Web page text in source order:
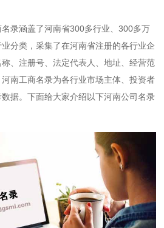
录涵盖了河南省300多行业、300多万
分类，采集了在河南省注册的各行业企
、注册号、法定代表人、地址、经营范
南工商名录为各行业市场主体、投资者
据。下面给大家介绍以下河南公司名录